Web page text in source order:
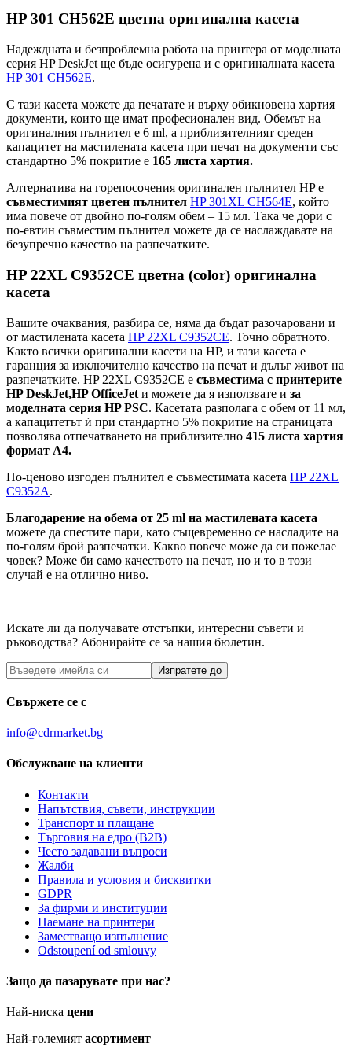
HP 301 CH562E цветна оригинална касета
Надеждната и безпроблемна работа на принтера от моделната
серия HP DeskJet ще бъде осигурена и с оригиналната касета
HP 301 CH562E.
С тази касета можете да печатате и върху обикновена хартия
документи, които ще имат професионален вид. Обемът на
оригиналния пълнител е 6 ml, а приблизителният среден
капацитет на мастилената касета при печат на документи със
стандартно 5% покритие е 165 листа хартия.
Алтернатива на горепосочения оригинален пълнител HP е
съвместимият цветен пълнител HP 301XL CH564E, който
има повече от двойно по-голям обем – 15 мл. Така че дори с
по-евтин съвместим пълнител можете да се наслаждавате на
безупречно качество на разпечатките.
HP 22XL C9352CE цветна (color) оригинална
касета
Вашите очаквания, разбира се, няма да бъдат разочаровани и
от мастилената касета HP 22XL C9352CE. Точно обратното.
Както всички оригинални касети на HP, и тази касета е
гаранция за изключително качество на печат и дълъг живот на
разпечатките. HP 22XL C9352CE е съвместима с принтерите
HP DeskJet,HP OfficeJet и можете да я използвате и за
моделната серия HP PSC. Касетата разполага с обем от 11 мл,
а капацитетът ѝ при стандартно 5% покритие на страницата
позволява отпечатването на приблизително 415 листа хартия
формат A4.
По-ценово изгоден пълнител е съвместимата касета HP 22XL
C9352A.
Благодарение на обема от 25 ml на мастилената касета
можете да спестите пари, като същевременно се насладите на
по-голям брой разпечатки. Какво повече може да си пожелае
човек? Може би само качеството на печат, но и то в този
случай е на отлично ниво.
Искате ли да получавате отстъпки, интересни съвети и
ръководства? Абонирайте се за нашия бюлетин.
Изпратете до
Свържете се с
info@cdrmarket.bg
Обслужване на клиенти
Контакти
Напътствия, съвети, инструкции
Транспорт и плащане
Търговия на едро (B2B)
Често задавани въпроси
Жалби
Правила и условия и бисквитки
GDPR
За фирми и институции
Наемане на принтери
Заместващо изпълнение
Odstoupení od smlouvy
Защо да пазарувате при нас?
Най-ниска цени
Най-големият асортимент